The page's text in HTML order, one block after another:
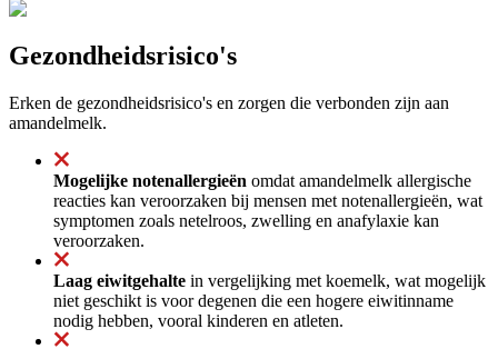
Gezondheidsrisico's
Erken de gezondheidsrisico's en zorgen die verbonden zijn aan
amandelmelk.
Mogelijke notenallergieën omdat amandelmelk allergische
reacties kan veroorzaken bij mensen met notenallergieën, wat
symptomen zoals netelroos, zwelling en anafylaxie kan
veroorzaken.
Laag eiwitgehalte in vergelijking met koemelk, wat mogelijk
niet geschikt is voor degenen die een hogere eiwitinname
nodig hebben, vooral kinderen en atleten.